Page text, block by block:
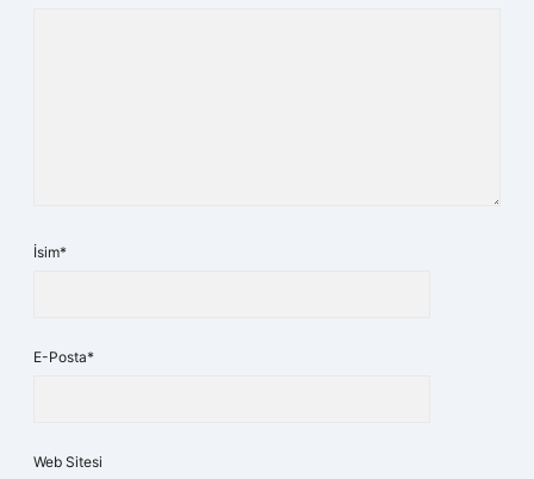
İsim*
E-Posta*
Web Sitesi